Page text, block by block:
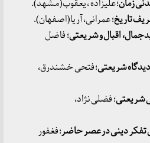
زمان؛ علیزاده ، یعقوب(مشهد).
تاریخ؛ عمرانی، آریا(اصفهان).
اقبال و شریعتی؛ فاضل
شریعتی؛ فتحی خشندرق،
شریعتی؛ فضلی نژاد،
تفکر دینی در عصر حاضر؛ فغفور